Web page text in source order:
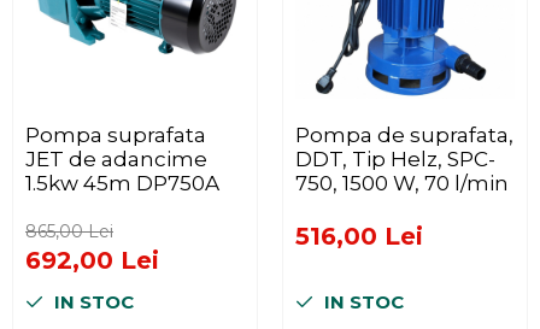
Pompa suprafata
JET de adancime
1.5kw 45m DP750A
865,00 Lei
692,00 Lei
IN STOC
Pompa de suprafata,
DDT, Tip Helz, SPC-
750, 1500 W, 70 l/min
516,00 Lei
IN STOC